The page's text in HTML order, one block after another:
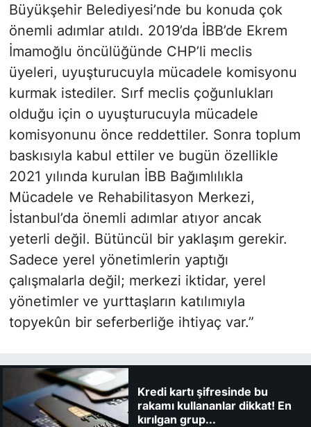
Büyükşehir Belediyesi’nde bu konuda çok
önemli adımlar atıldı. 2019’da İBB’de Ekrem
İmamoğlu öncülüğünde CHP’li meclis
üyeleri, uyuşturucuyla mücadele komisyonu
kurmak istediler. Sırf meclis çoğunlukları
olduğu için o uyuşturucuyla mücadele
komisyonunu önce reddettiler. Sonra toplum
baskısıyla kabul ettiler ve bugün özellikle
2021 yılında kurulan İBB Bağımlılıkla
Mücadele ve Rehabilitasyon Merkezi,
İstanbul’da önemli adımlar atıyor ancak
yeterli değil. Bütüncül bir yaklaşım gerekir.
Sadece yerel yönetimlerin yaptığı
çalışmalarla değil; merkezi iktidar, yerel
yönetimler ve yurttaşların katılımıyla
topyekûn bir seferberliğe ihtiyaç var.”
Kredi kartı şifresinde bu
rakamı kullananlar dikkat! En
kırılgan grup...